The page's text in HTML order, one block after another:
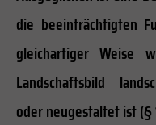
die beeinträchtigten
gleichartiger Weise
Landschaftsbild
oder neugestaltet ist (§